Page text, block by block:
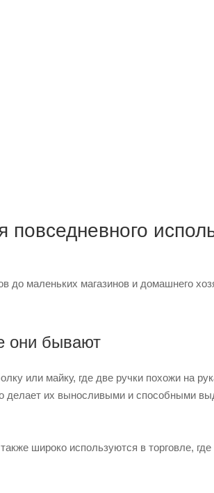
до маленьких магазинов и домашнего
они бывают
или майку, где две ручки похожи на
делает их выносливыми и способными
широко используются в торговле,